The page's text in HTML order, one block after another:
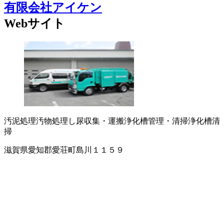
有限会社アイケン
Webサイト
汚泥処理汚物処理 し尿収集・運搬浄化槽管理・清掃浄化槽清
掃
滋賀県愛知郡愛荘町島川１１５９